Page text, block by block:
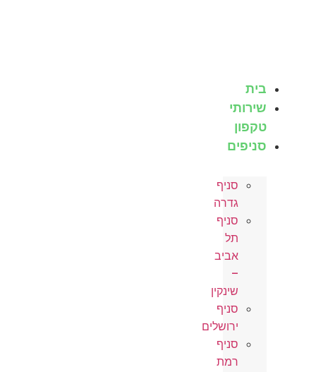
בית
שירותי
טקפון
סניפים
סניף
גדרה
סניף
תל
אביב
–
שינקין
סניף
ירושלים
סניף
רמת